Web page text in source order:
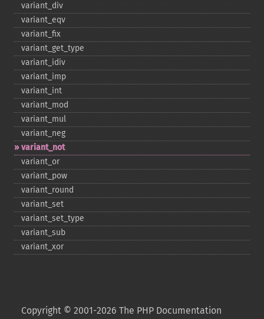
variant_​div
variant_​eqv
variant_​fix
variant_​get_​type
variant_​idiv
variant_​imp
variant_​int
variant_​mod
variant_​mul
variant_​neg
variant_​not
variant_​or
variant_​pow
variant_​round
variant_​set
variant_​set_​type
variant_​sub
variant_​xor
Copyright © 2001-2026 The PHP Documentation